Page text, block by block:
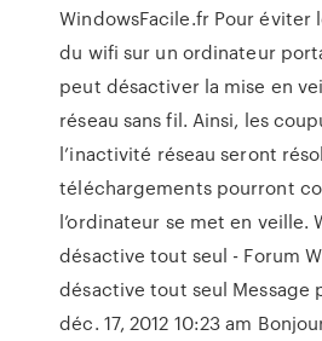
WindowsFacile.fr Pour éviter
du wifi sur un ordinateur
peut désactiver la mise en
réseau sans fil. Ainsi, les
l’inactivité réseau seront
téléchargements pourront
l’ordinateur se met en veille.
désactive tout seul - Forum
désactive tout seul Message
déc. 17, 2012 10:23 am